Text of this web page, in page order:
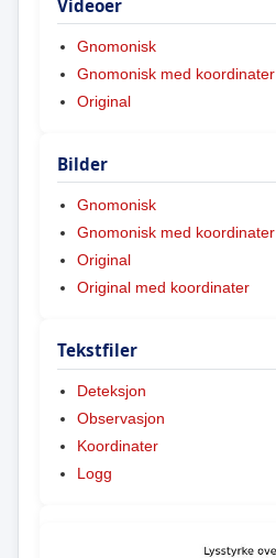
Videoer
Gnomonisk
Gnomonisk med koordinater
Original
Bilder
Gnomonisk
Gnomonisk med koordinater
Original
Original med koordinater
Tekstfiler
Deteksjon
Observasjon
Koordinater
Logg